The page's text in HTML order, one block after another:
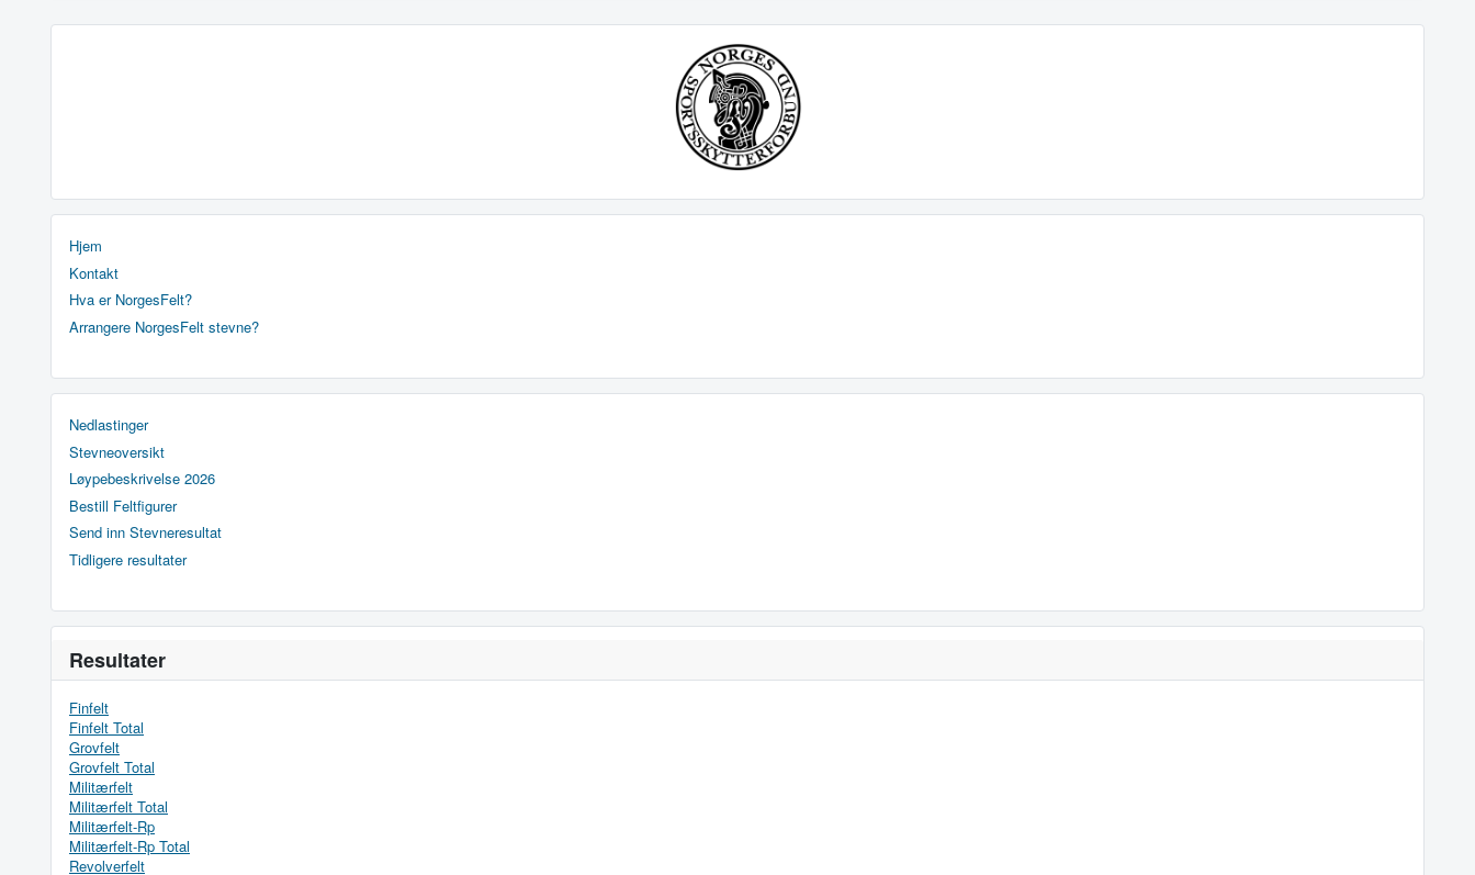
Hjem
Kontakt
Hva er NorgesFelt?
Arrangere NorgesFelt stevne?
Nedlastinger
Stevneoversikt
Løypebeskrivelse 2026
Bestill Feltfigurer
Send inn Stevneresultat
Tidligere resultater
Resultater
Finfelt
Finfelt Total
Grovfelt
Grovfelt Total
Militærfelt
Militærfelt Total
Militærfelt-Rp
Militærfelt-Rp Total
Revolverfelt